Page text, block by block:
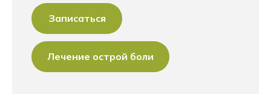
Записаться
Лечение острой боли